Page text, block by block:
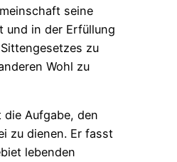
seine
und in der Erfüllung
zu
Wohl zu
die Aufgabe, den
zu dienen. Er fasst
lebenden